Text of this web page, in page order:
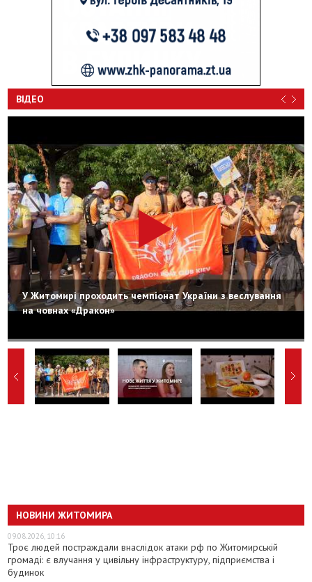
ВІДЕО
У Житомирі проходить чемпіонат України з веслування
на човнах «Дракон»
НОВИНИ ЖИТОМИРА
09.08.2026, 10:16
Троє людей постраждали внаслідок атаки рф по Житомирській
громаді: є влучання у цивільну інфраструктуру, підприємства і
будинок